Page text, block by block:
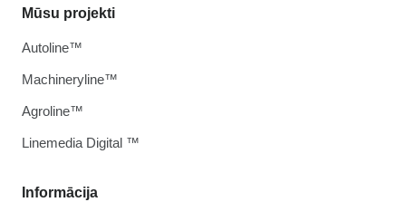
Informācija
Mūsu projekti
Autoline™
Machineryline™
Agroline™
Linemedia Digital ™